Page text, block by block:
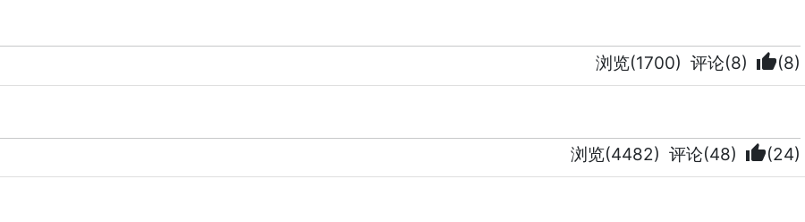
浏览(1700) 评论(8) thumb_up(8)
浏览(4482) 评论(48) thumb_up(24)